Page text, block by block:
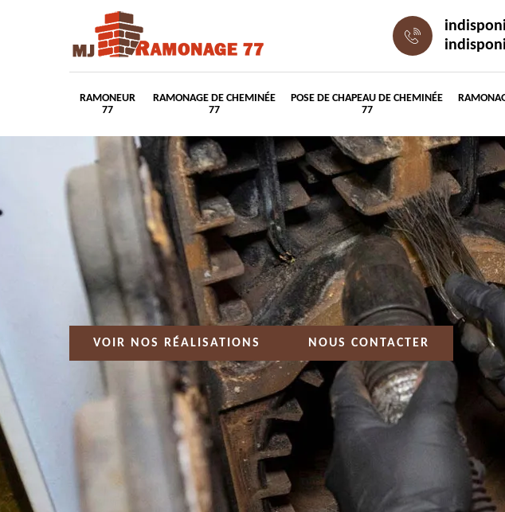
RAMONEUR
77
RAMONAGE DE CHEMINÉE
77
POSE DE CHAPEAU DE CHEMINÉE
77
VOIR NOS RÉALISATIONS NOUS CONTACTER